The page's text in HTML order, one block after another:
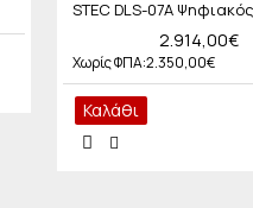
2.914,00€
Χωρίς ΦΠΑ:2.350,00€
Καλάθι